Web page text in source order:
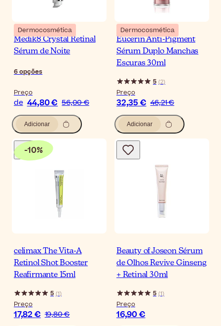
Dermocosmética
Medik8 Crystal Retinal
Sérum de Noite
6opções
Preço
de 44,80 € 56,00 €
Adicionar
Dermocosmética
Eucerin Anti-Pigment
Sérum Duplo Manchas
Escuras 30ml
5 (2)
Preço
32,35 € 46,21 €
Adicionar
-10%
celimax The Vita-A
Retinol Shot Booster
Reafirmante 15ml
5 (1)
Preço
17,82 € 19,80 €
Beauty of Joseon Sérum
de Olhos Revive Ginseng
+ Retinal 30ml
5 (1)
Preço
16,90 €